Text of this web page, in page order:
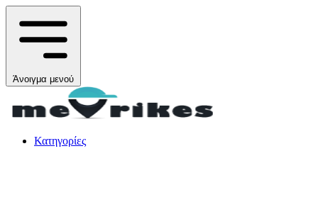
Άνοιγμα μενού
Κατηγορίες